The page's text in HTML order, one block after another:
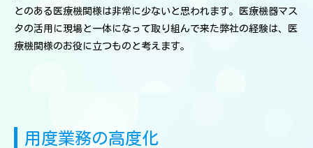
とのある医療機関様は非常に少ないと思われます。医療機器マス
タの活用に現場と一体になって取り組んで来た弊社の経験は、医
療機関様のお役に立つものと考えます。
用度業務の高度化